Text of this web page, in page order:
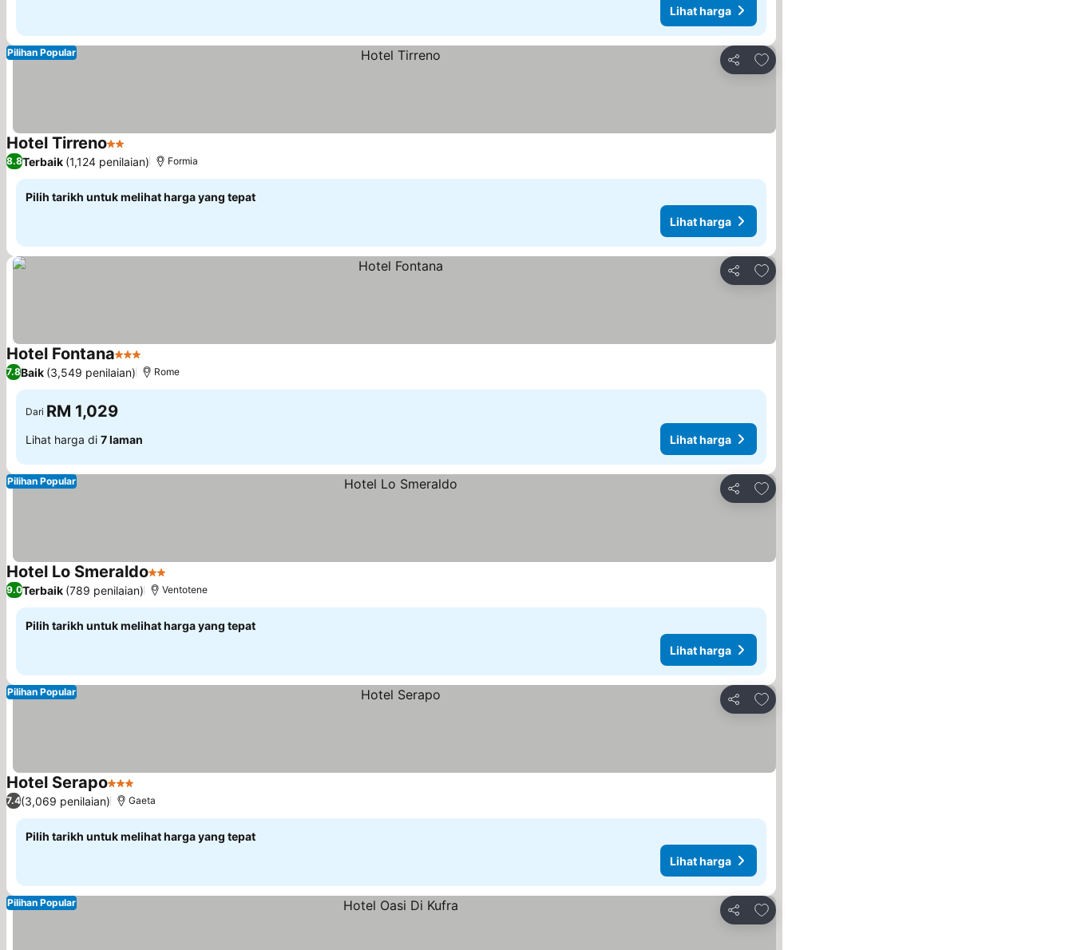
Lihat harga
Kongsi
Tambah ke favorit
Pilihan Popular
Hotel Tirreno2 Bintang
8.8Terbaik (1,124 penilaian) Formia
Pilih tarikh untuk melihat harga yang tepat
Lihat harga
Kongsi
Tambah ke favorit
Hotel Fontana3 Bintang
7.8Baik (3,549 penilaian) Rome
Dari RM 1,029
Lihat harga di 7 laman Lihat harga
Kongsi
Tambah ke favorit
Pilihan Popular
Hotel Lo Smeraldo2 Bintang
9.0Terbaik (789 penilaian) Ventotene
Pilih tarikh untuk melihat harga yang tepat
Lihat harga
Kongsi
Tambah ke favorit
Pilihan Popular
Hotel Serapo3 Bintang
7.4(3,069 penilaian) Gaeta
Pilih tarikh untuk melihat harga yang tepat
Lihat harga
Kongsi
Tambah ke favorit
Pilihan Popular